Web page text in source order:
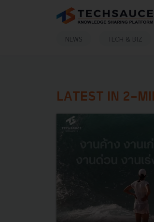
NEWS TECH & BIZ
LATEST IN 2-